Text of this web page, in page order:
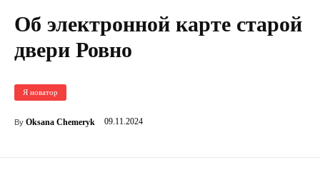
Об электронной карте старой
двери Ровно
Я новатор
By Oksana Chemeryk 09.11.2024